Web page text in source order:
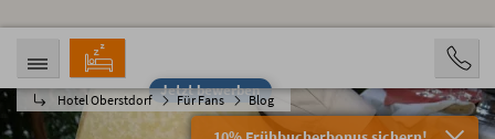
Jetzt bewerben
Hotel Oberstdorf Für Fans Blog
ANREISE
07.08.2026
ABREISE
12.08.2026